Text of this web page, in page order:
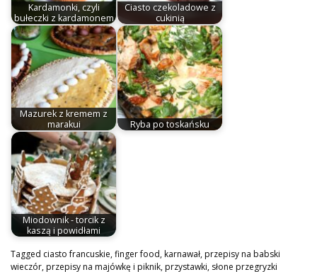
Kardamonki, czyli
bułeczki z kardamonem
Ciasto czekoladowe z
cukinią
Mazurek z kremem z
marakui
Ryba po toskańsku
Miodownik - torcik z
kaszą i powidłami
Tagged ciasto francuskie,finger food,karnawał,przepisy na babski
wieczór,przepisy na majówkę i piknik,przystawki, słone przegryzki